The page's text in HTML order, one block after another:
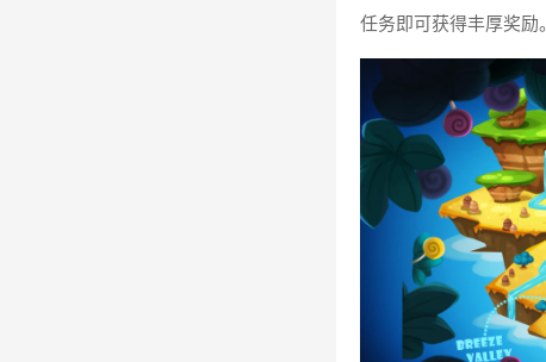
任务即可获得丰厚奖励。